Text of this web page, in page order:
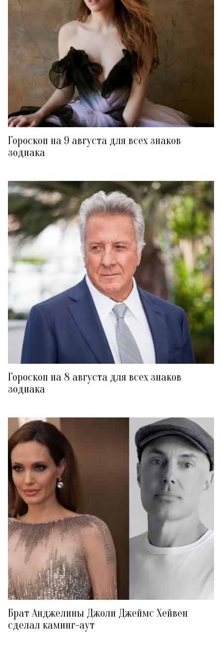
Гороскоп на 9 августа для всех знаков
зодиака
Гороскоп на 8 августа для всех знаков
зодиака
Брат Анджелины Джоли Джеймс Хейвен
сделал каминг-аут